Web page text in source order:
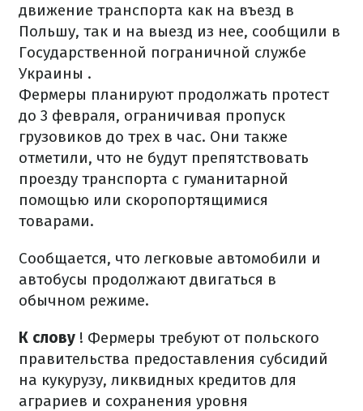
движение транспорта как на въезд в
Польшу, так и на выезд из нее, сообщили в
Государственной пограничной службе
Украины .
Фермеры планируют продолжать протест
до 3 февраля, ограничивая пропуск
грузовиков до трех в час. Они также
отметили, что не будут препятствовать
проезду транспорта с гуманитарной
помощью или скоропортящимися
товарами.
Сообщается, что легковые автомобили и
автобусы продолжают двигаться в
обычном режиме.
К слову ! Фермеры требуют от польского
правительства предоставления субсидий
на кукурузу, ликвидных кредитов для
аграриев и сохранения уровня